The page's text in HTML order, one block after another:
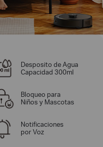
Desposito de Agua
Capacidad 300ml
Bloqueo para
Niños y Mascotas
Notificaciones
por Voz